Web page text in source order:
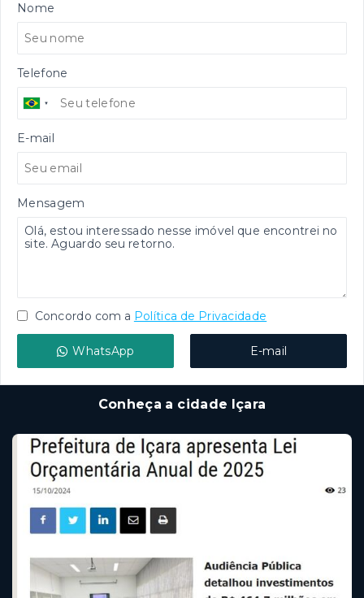
Nome
Telefone
E-mail
Mensagem
Concordo com a Política de Privacidade
WhatsApp E-mail
Conheça a cidade Içara